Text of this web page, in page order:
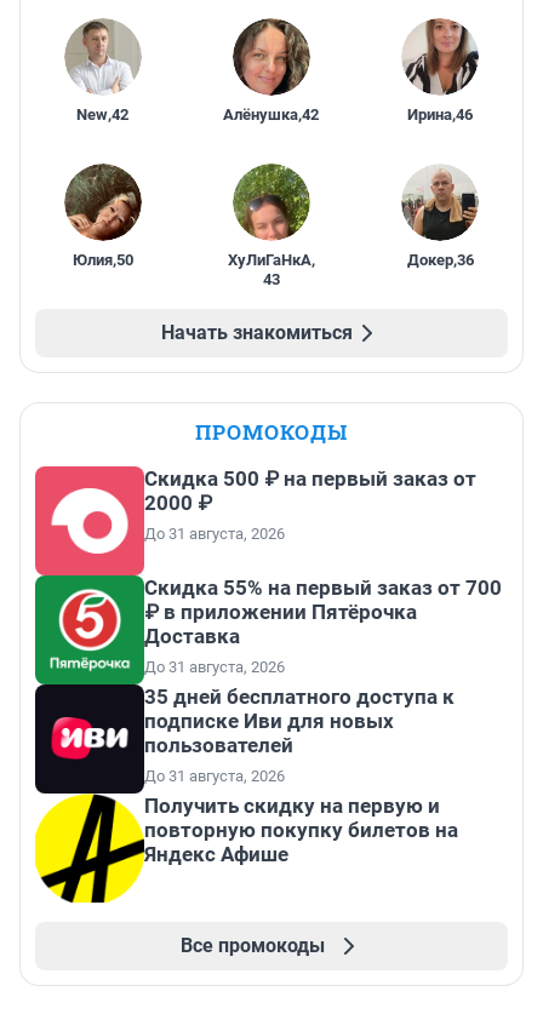
New,42 Алёнушка,42 Ирина,46
Юлия,50 ХуЛиГаНкА,
43
Докер,36
Начать знакомиться
ПРОМОКОДЫ
Скидка 500 ₽ на первый заказ от
2000 ₽
До 31 августа, 2026
Скидка 55% на первый заказ от 700
₽ в приложении Пятёрочка
Доставка
До 31 августа, 2026
35 дней бесплатного доступа к
подписке Иви для новых
пользователей
До 31 августа, 2026
Получить скидку на первую и
повторную покупку билетов на
Яндекс Афише
Все промокоды